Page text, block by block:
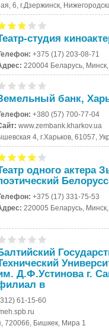
6, г.Дзержинск,
студия
+375 (17) 203-08-71
220004 Беларусь,
банк,
+380 (57) 700-77-04
www.zembank.kharkov.ua
4, г.Харьков, 61057,
одного актера
+375 (17) 331-75-53
220005 Беларусь,
Д.Ф.Устинова г.
в
61-15-60
720066, Бишкек, Мира 1